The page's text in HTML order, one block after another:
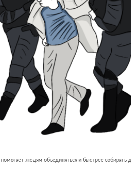
помогает людям объединяться и быстрее